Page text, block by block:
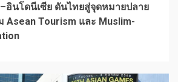
อินโดนีเซีย ดันไทยสู่จุดหมายปลาย
Asean Tourism และ Muslim-